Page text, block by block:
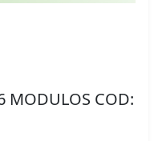
MODULOS COD: